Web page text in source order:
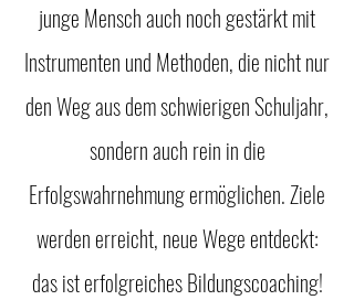
junge Mensch auch noch gestärkt mit
Instrumenten und Methoden, die nicht nur
den Weg aus dem schwierigen Schuljahr,
sondern auch rein in die
Erfolgswahrnehmung ermöglichen. Ziele
werden erreicht, neue Wege entdeckt:
das ist erfolgreiches Bildungscoaching!